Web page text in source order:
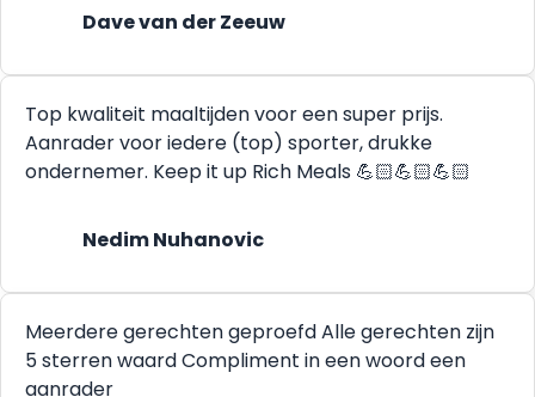
Dave van der Zeeuw
Top kwaliteit maaltijden voor een super prijs.
Aanrader voor iedere (top) sporter, drukke
ondernemer. Keep it up Rich Meals 💪🏻💪🏻💪🏻
Nedim Nuhanovic
Meerdere gerechten geproefd Alle gerechten zijn
5 sterren waard Compliment in een woord een
aanrader